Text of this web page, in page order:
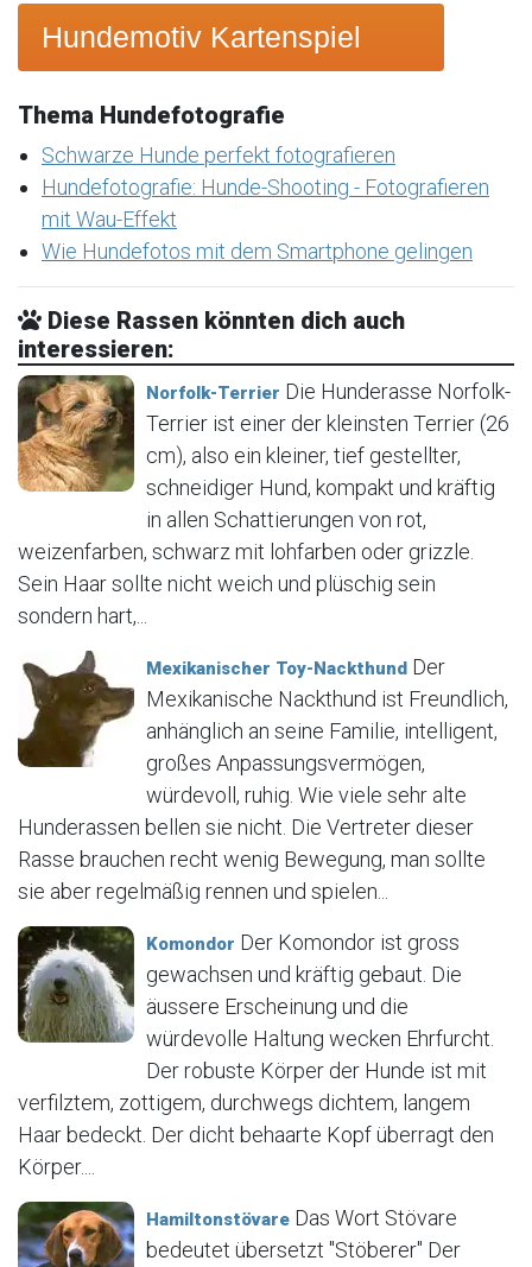
Hundemotiv Kartenspiel
Thema Hundefotografie
Schwarze Hunde perfekt fotografieren
Hundefotografie: Hunde-Shooting - Fotografieren
mit Wau-Effekt
Wie Hundefotos mit dem Smartphone gelingen
Diese Rassen könnten dich auch
interessieren:
Norfolk-Terrier Die Hunderasse Norfolk-
Terrier ist einer der kleinsten Terrier (26
cm), also ein kleiner, tief gestellter,
schneidiger Hund, kompakt und kräftig
in allen Schattierungen von rot,
weizenfarben, schwarz mit lohfarben oder grizzle.
Sein Haar sollte nicht weich und plüschig sein
sondern hart,...
Mexikanischer Toy-Nackthund Der
Mexikanische Nackthund ist Freundlich,
anhänglich an seine Familie, intelligent,
großes Anpassungsvermögen,
würdevoll, ruhig. Wie viele sehr alte
Hunderassen bellen sie nicht. Die Vertreter dieser
Rasse brauchen recht wenig Bewegung, man sollte
sie aber regelmäßig rennen und spielen...
Komondor Der Komondor ist gross
gewachsen und kräftig gebaut. Die
äussere Erscheinung und die
würdevolle Haltung wecken Ehrfurcht.
Der robuste Körper der Hunde ist mit
verfilztem, zottigem, durchwegs dichtem, langem
Haar bedeckt. Der dicht behaarte Kopf überragt den
Körper....
Hamiltonstövare Das Wort Stövare
bedeutet übersetzt "Stöberer" Der